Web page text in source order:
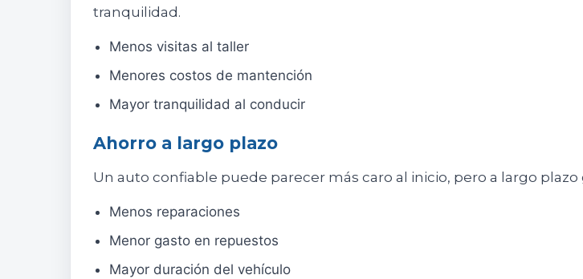
tranquilidad.
Menos visitas al taller
Menores costos de mantención
Mayor tranquilidad al conducir
Ahorro a largo plazo
Un auto confiable puede parecer más caro al inicio, pero a largo
Menos reparaciones
Menor gasto en repuestos
Mayor duración del vehículo